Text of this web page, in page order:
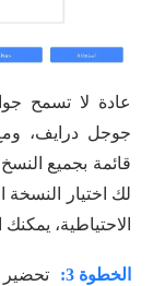
عادة لا تسمح
قائمة بجميع
لك اختيار النسخة
الاحتياطية،
الخطوة 3: تحضير